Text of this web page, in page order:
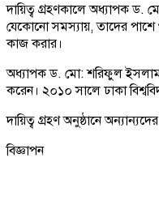
দায়িত্ব গ্রহণকালে অধ্যাপক ড.
যেকোনো সমস্যায়, তাদের পাশে
কাজ করার।
অধ্যাপক ড. মো: শরিফুল ইসলাম
করেন। ২০১০ সালে ঢাকা
দায়িত্ব গ্রহণ অনুষ্ঠানে
বিজ্ঞাপন